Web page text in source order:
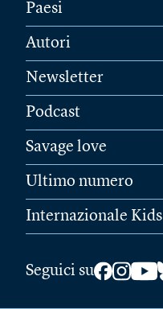
Paesi
Autori
Newsletter
Podcast
Savage love
Ultimo numero
Internazionale Kids
Seguici su